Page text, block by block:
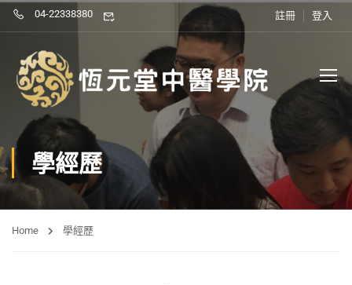
04-22338380 註冊 登入
學經歷
Home 學經歷